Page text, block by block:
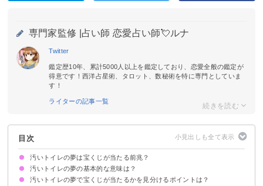
専門家監修 | 占い師 恋愛占い師💘ルナ
Twitter
鑑定歴10年、累計5000人以上を鑑定しており、恋愛全般の鑑定が
得意です！西洋占星術、タロット、数秘術を特に専門としていま
す！
ライターの記事一覧
目次
汚いトイレの夢は宝くじが当たる前兆？
汚いトイレの夢の基本的な意味は？
全体的な運気上昇の暗示
ただし夢の内容次第では金運が下がっているかも
汚いトイレの夢で宝くじが当たるかを見分けるポイントは？